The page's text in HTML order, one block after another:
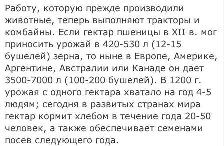
Работу, которую прежде производили
животные, теперь выполняют тракторы и
комбайны. Если гектар пшеницы в XII в. мог
приносить урожай в 420-530 л (12-15
бушелей) зерна, то ныне в Европе, Америке,
Аргентине, Австралии или Канаде он дает
3500-7000 л (100-200 бушелей). В 1200 г.
урожая с одного гектара хватало на год 4-5
людям; сегодня в развитых странах мира
гектар кормит хлебом в течение года 20-50
человек, а также обеспечивает семенами
посев следующего года.